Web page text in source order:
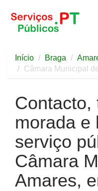
Início Braga
Câmara Municipal
Contacto,
morada e
serviço
Câmara
Amares,